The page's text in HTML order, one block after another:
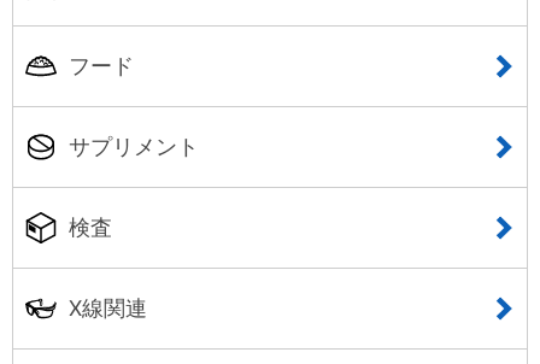
フード
サプリメント
検査
X線関連